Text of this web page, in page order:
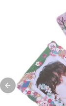
Previous slide